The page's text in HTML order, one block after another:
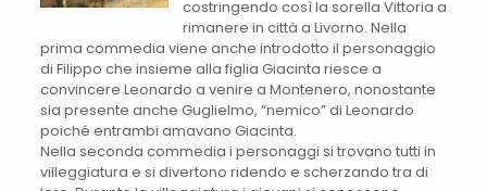
costringendo così la sorella Vittoria a
rimanere in città a Livorno. Nella
prima commedia viene anche introdotto il personaggio
di Filippo che insieme alla figlia Giacinta riesce a
convincere Leonardo a venire a Montenero, nonostante
sia presente anche Guglielmo, “nemico” di Leonardo
poiché entrambi amavano Giacinta.
Nella seconda commedia i personaggi si trovano tutti in
villeggiatura e si divertono ridendo e scherzando tra di